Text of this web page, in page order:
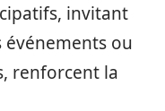
invitant
événements ou
renforcent la